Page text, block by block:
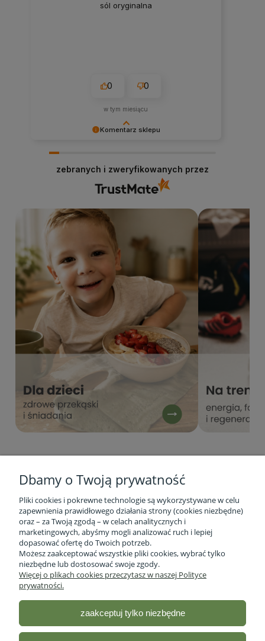
Komentarz sklepu
sól oryginalna
0 0
w tym miesiącu
zebranych i zweryfikowanych przez
Informacje o firmie
Obsługa klienta
Moje konto
Dbamy o Twoją prywatność
Pliki cookies i pokrewne technologie są wykorzystywane w celu
zapewnienia prawidłowego działania strony (cookies niezbędne)
oraz – za Twoją zgodą – w celach analitycznych i
marketingowych, abyśmy mogli analizować ruch i lepiej
dopasować ofertę do Twoich potrzeb.
Możesz zaakceptować wszystkie pliki cookies, wybrać tylko
niezbędne lub dostosować swoje zgody.
Więcej o plikach cookies przeczytasz w naszej Polityce
prywatności.
zaakceptuj tylko niezbędne